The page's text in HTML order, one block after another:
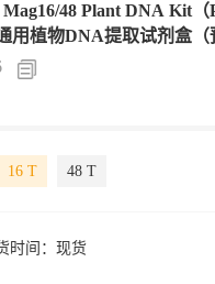
48 Plant DNA Kit（
用植物DNA提取试剂盒（
16 T 48 T
时间： 现货